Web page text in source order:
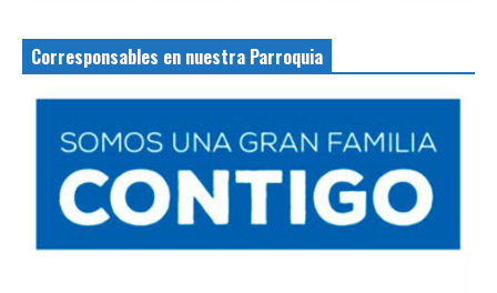
Corresponsables en nuestra Parroquia